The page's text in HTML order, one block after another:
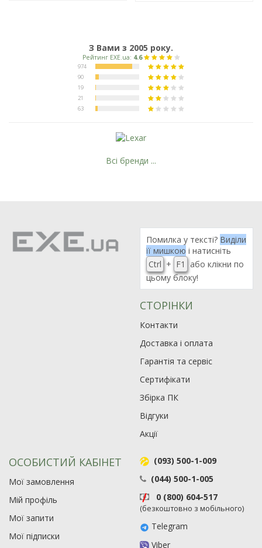
З Вами з 2005 року.
Всі бренди ...
Помилка у тексті? Виділи
її мишкою і натисніть
Ctrl + F1
або клікни по
цьому блоку!
СТОРІНКИ
Контакти
Доставка і оплата
Гарантія та сервіс
Сертифікати
Збірка ПК
Відгуки
Акції
ОСОБИСТИЙ КАБІНЕТ
Мої замовлення
Мій профіль
Мої запити
Мої підписки
(093) 500-1-009
(044) 500-1-005
0 (800) 604-517
(безкоштовно з мобільного)
Telegram
Viber